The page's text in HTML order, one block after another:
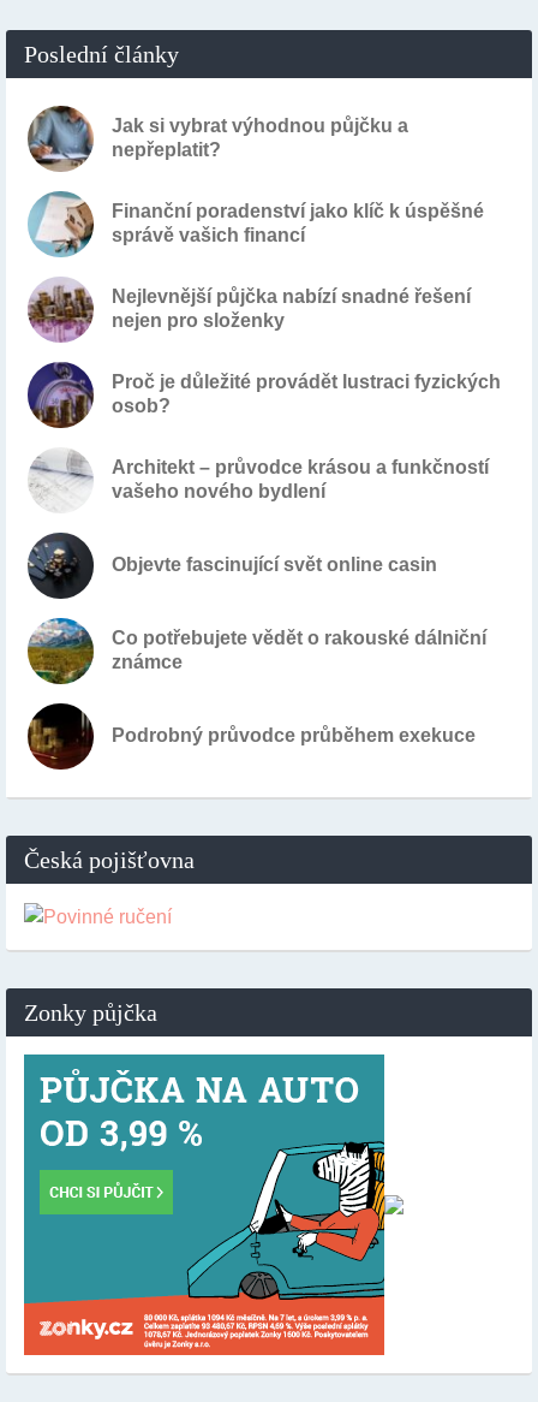
Poslední články
Jak si vybrat výhodnou půjčku a
nepřeplatit?
Finanční poradenství jako klíč k úspěšné
správě vašich financí
Nejlevnější půjčka nabízí snadné řešení
nejen pro složenky
Proč je důležité provádět lustraci fyzických
osob?
Architekt – průvodce krásou a funkčností
vašeho nového bydlení
Objevte fascinující svět online casin
Co potřebujete vědět o rakouské dálniční
známce
Podrobný průvodce průběhem exekuce
Česká pojišťovna
Zonky půjčka